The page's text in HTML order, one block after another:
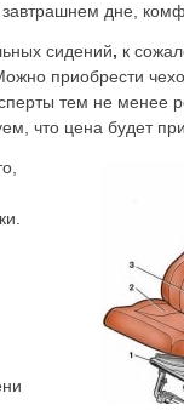
дне,
сидений, к
приобрести
тем не менее
что цена будет